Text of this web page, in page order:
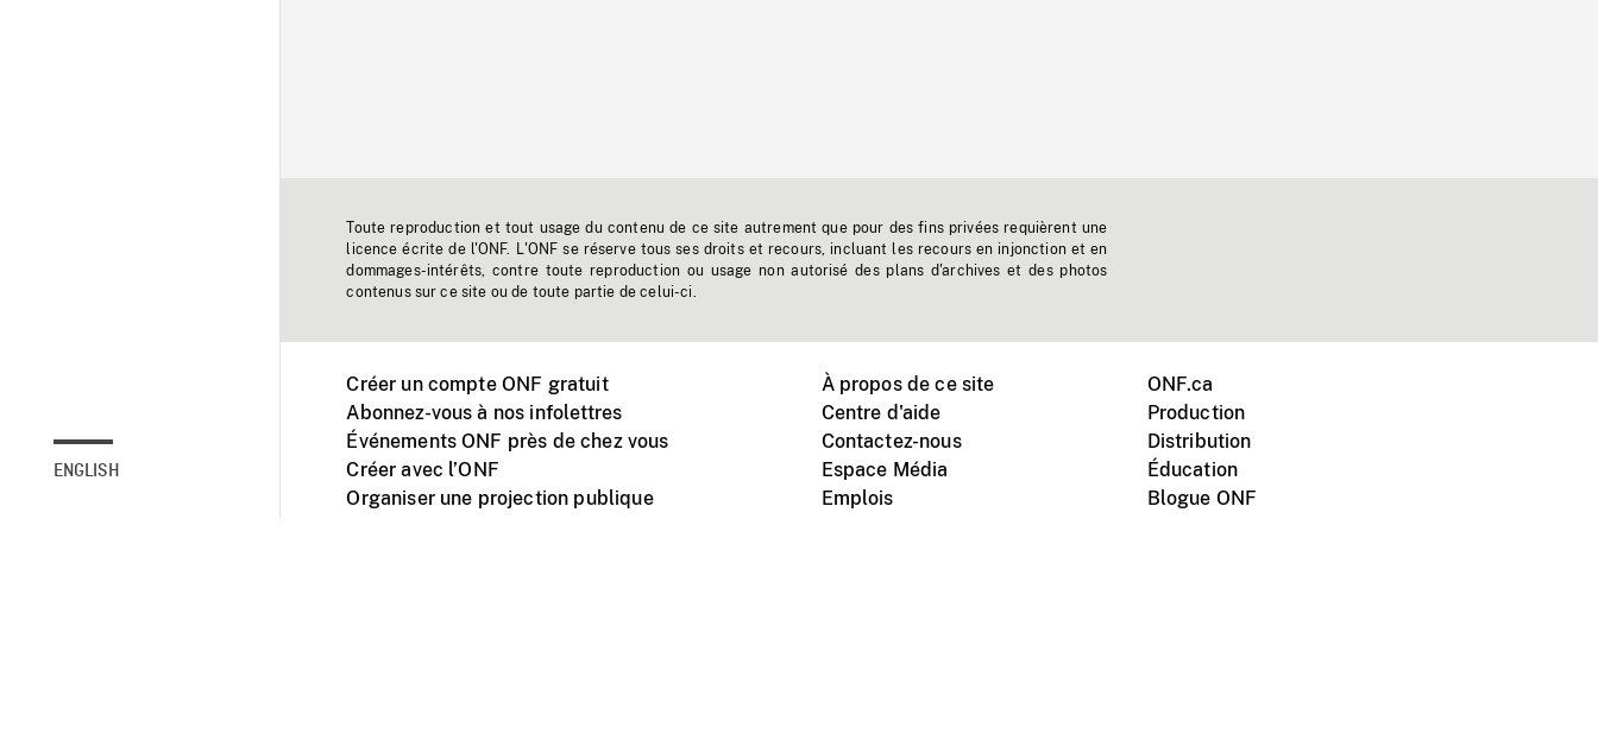
ENGLISH
Toute reproduction et tout usage du contenu de ce site autrement que pour des fins privées requièrent une
licence écrite de l'ONF. L'ONF se réserve tous ses droits et recours, incluant les recours en injonction et en
dommages-intérêts, contre toute reproduction ou usage non autorisé des plans d'archives et des photos
contenus sur ce site ou de toute partie de celui-ci.
Créer un compte ONF gratuit
Abonnez-vous à nos infolettres
Événements ONF près de chez vous
Créer avec l’ONF
Organiser une projection publique
À propos de ce site
Centre d'aide
Contactez-nous
Espace Média
Emplois
ONF.ca
Production
Distribution
Éducation
Blogue ONF